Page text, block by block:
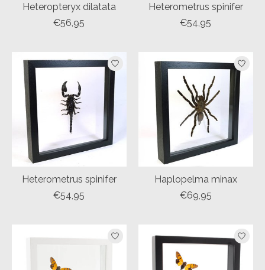
Heteropteryx dilatata
€56,95
Heterometrus spinifer
€54,95
Heterometrus spinifer
€54,95
Haplopelma minax
€69,95